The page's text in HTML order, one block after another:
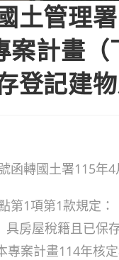
土管理
計畫
登記建
轉國土署115年
1項第1款規定
房屋稅籍且已保
案計畫114年核